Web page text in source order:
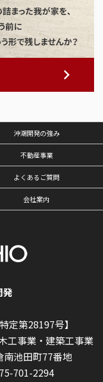
沖潮開発の強み
不動産事業
よくあるご質問
会社案内
定第28197号】
工事業・建築工事業
池田町77番地
701-2294